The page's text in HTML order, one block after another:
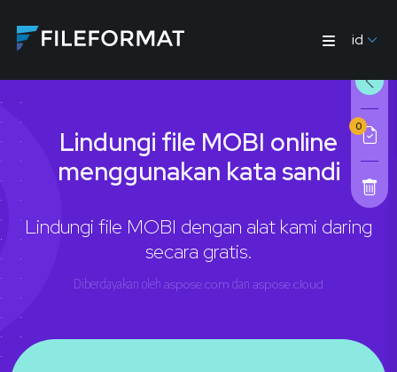
id
0
Lindungi file MOBI online
menggunakan kata sandi
Lindungi file MOBI dengan alat kami daring
secara gratis.
Diberdayakan oleh aspose.com dan aspose.cloud